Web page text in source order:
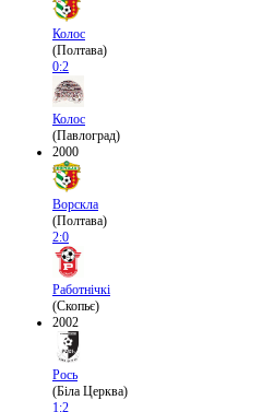
Колос
(Полтава)
0:2
Колос
(Павлоград)
2000
Ворскла
(Полтава)
2:0
Работнічкі
(Скопьє)
2002
Рось
(Біла Церква)
1:2